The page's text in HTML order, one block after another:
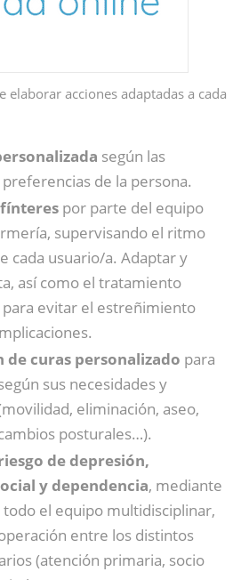
elaborar acciones adaptadas a cada
según las
de la persona.
por parte del equipo
supervisando el ritmo
cada usuario/a. Adaptar y
así como el tratamiento
evitar el estreñimiento
de curas personalizado para
sus necesidades y
eliminación, aseo,
posturales…).
de depresión,
y dependencia, mediante
todo el equipo multidisciplinar,
entre los distintos
(atención primaria, socio